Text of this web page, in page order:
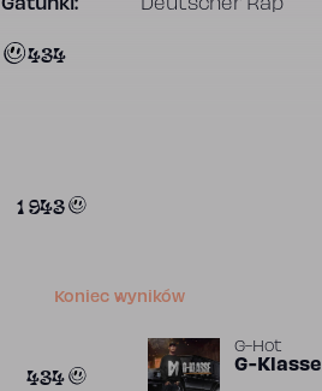
Gatunki: Deutscher Rap
434
1 943
Koniec wyników
434
G-Hot
G-Klasse